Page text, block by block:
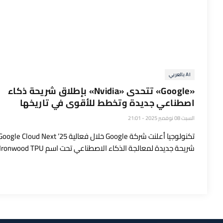
AI بالعربي
«Google» تتحدى «Nvidia» بإطلاق شريحة ذكاء
اصطناعي جديدة وتخطط للأقوى في تاريخها
السبت 08 نوفمبر 2025 - 21:01
شريحة جديدة لمعالجة الذكاء الاصطناعي تحت اسم Ironwood TPU،…